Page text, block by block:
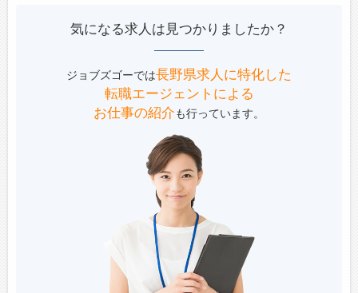
気になる求人は見つかりましたか？
ジョブズゴーでは長野県求人に特化した
転職エージェントによる
お仕事の紹介も行っています。